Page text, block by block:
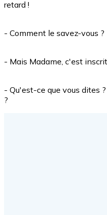
retard !
- Comment le savez-vous
- Mais Madame, c'est
- Qu'est-ce que vous dites
?